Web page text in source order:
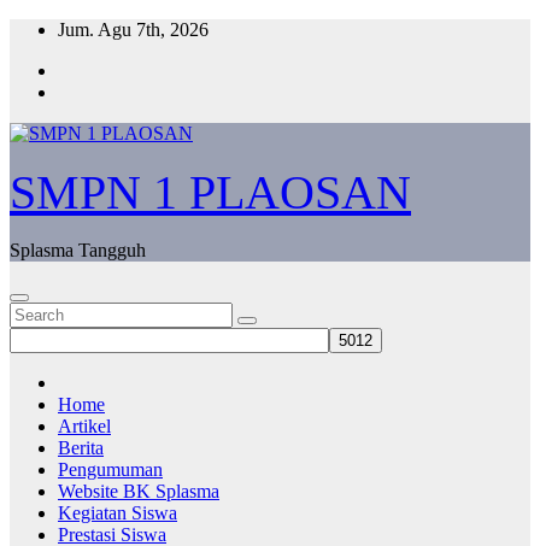
Skip
content
Jum. Agu 7th, 2026
SMPN 1 PLAOSAN
Splasma Tangguh
Home
Artikel
Berita
Pengumuman
Website BK Splasma
Kegiatan Siswa
Prestasi Siswa